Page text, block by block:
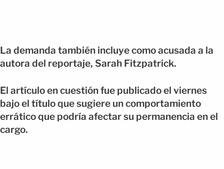
La demanda también incluye como acusada a la
autora del reportaje, Sarah Fitzpatrick.
El artículo en cuestión fue publicado el viernes
bajo el título que sugiere un comportamiento
errático que podría afectar su permanencia en el
cargo.